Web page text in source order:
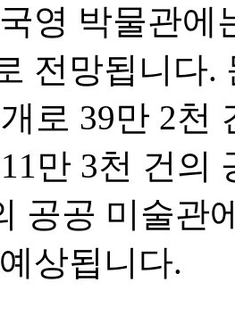
영 박물관에
전망됩니다.
로 39만 2천
만 3천 건
공공 미술관
상됩니다.